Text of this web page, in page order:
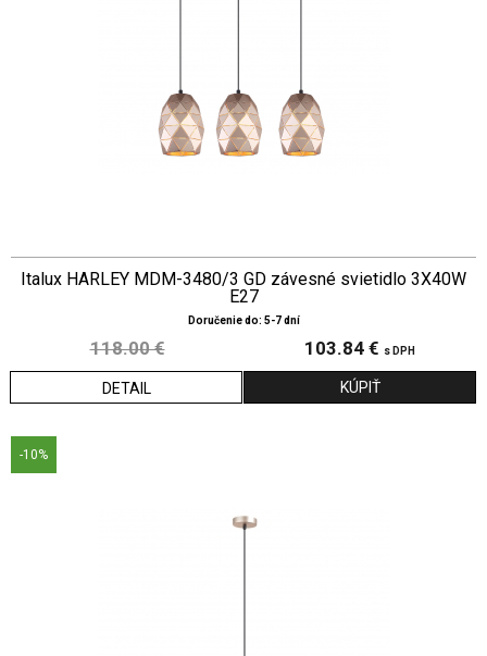
Italux HARLEY MDM-3480/3 GD závesné svietidlo 3X40W
E27
Doručenie do: 5-7 dní
118.00 € 103.84 € s DPH
DETAIL
-10%